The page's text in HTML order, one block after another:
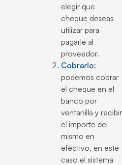
elegir que
cheque deseas
utilizar para
pagarle al
proveedor.
Cobrarlo:
podemos cobrar
el cheque en el
banco por
ventanilla y recibir
el importe del
mismo en
efectivo, en este
caso el sistema